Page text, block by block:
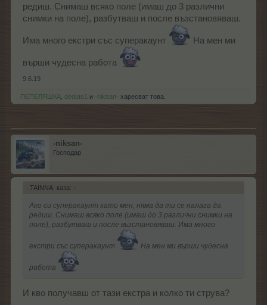
редиш. Снимаш всяко поле (имаш до 3 различни
снимки на поле), разбутваш и после възстановяваш.
Има много екстри със суперакаунт На мен ми
върши чудесна работа
9.6.19
ПЕПЕЛЯШКА dedoto1 и -niksan- харесват това.
-niksan-
Господар
.TAINNA. каза: ↑
Ако си суперакаунт като мен, няма да ти се налага да
редиш. Снимаш всяко поле (имаш до 3 различни снимки на
поле), разбутваш и после възстановяваш. Има много
екстри със суперакаунт На мен ми върши чудесна
работа
И кво получавш от тази екстра и колко ти струва?